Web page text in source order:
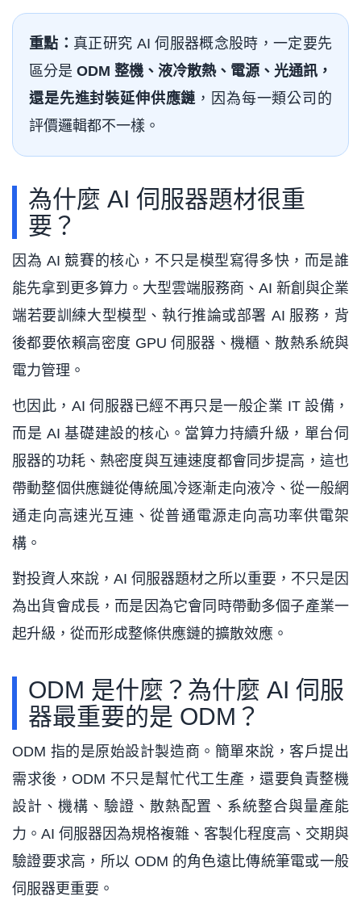
重點： 真正研究 AI 伺服器概念股時，一定要先
區分是 ODM 整機、液冷散熱、電源、光通訊，
還是先進封裝延伸供應鏈 ，因為每一類公司的
評價邏輯都不一樣。
為什麼 AI 伺服器題材很重
要？
因為 AI 競賽的核心，不只是模型寫得多快，而是誰
能先拿到更多算力。大型雲端服務商、AI 新創與企業
端若要訓練大型模型、執行推論或部署 AI 服務，背
後都要依賴高密度 GPU 伺服器、機櫃、散熱系統與
電力管理。
也因此，AI 伺服器已經不再只是一般企業 IT 設備，
而是 AI 基礎建設的核心。當算力持續升級，單台伺
服器的功耗、熱密度與互連速度都會同步提高，這也
帶動整個供應鏈從傳統風冷逐漸走向液冷、從一般網
通走向高速光互連、從普通電源走向高功率供電架
構。
對投資人來說，AI 伺服器題材之所以重要，不只是因
為出貨會成長，而是因為它會同時帶動多個子產業一
起升級，從而形成整條供應鏈的擴散效應。
ODM 是什麼？為什麼 AI 伺服
器最重要的是 ODM？
ODM 指的是原始設計製造商。簡單來說，客戶提出
需求後，ODM 不只是幫忙代工生產，還要負責整機
設計、機構、驗證、散熱配置、系統整合與量產能
力。AI 伺服器因為規格複雜、客製化程度高、交期與
驗證要求高，所以 ODM 的角色遠比傳統筆電或一般
伺服器更重要。